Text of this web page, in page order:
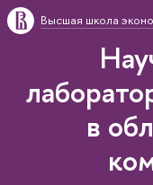
Высшая школа
в